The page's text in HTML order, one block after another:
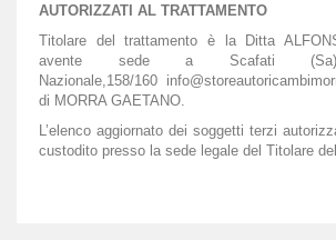
AUTORIZZATI AL TRATTAMENTO
Titolare del trattamento è la Ditta
avente sede a Scafati
Nazionale,158/160
di MORRA GAETANO.
L’elenco aggiornato dei soggetti terzi
custodito presso la sede legale del Titolare